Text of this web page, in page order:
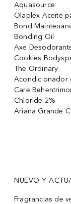
Aquasource
Olaplex Aceite
Bond
Bonding Oil
Axe
Cookies
The Ordinary
Acondicionador
Care
Chloride 2%
Ariana Grande
NUEVO Y
Fragrancias de